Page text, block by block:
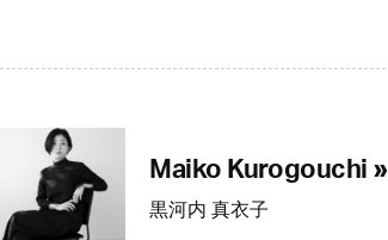
Maiko Kurogouchi »
黒河内 真衣子